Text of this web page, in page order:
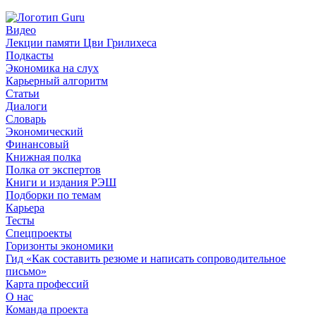
Видео
Лекции памяти Цви Грилихеса
Подкасты
Экономика на слух
Карьерный алгоритм
Статьи
Диалоги
Словарь
Экономический
Финансовый
Книжная полка
Полка от экспертов
Книги и издания РЭШ
Подборки по темам
Карьера
Тесты
Спецпроекты
Горизонты экономики
Гид «Как составить резюме и написать сопроводительное
письмо»
Карта профессий
О наc
Команда проекта